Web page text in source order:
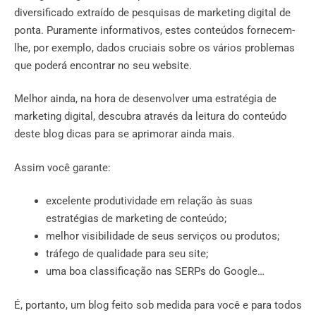
diversificado extraído de pesquisas de marketing digital de
ponta. Puramente informativos, estes conteúdos fornecem-
lhe, por exemplo, dados cruciais sobre os vários problemas
que poderá encontrar no seu website.
Melhor ainda, na hora de desenvolver uma estratégia de
marketing digital, descubra através da leitura do conteúdo
deste blog dicas para se aprimorar ainda mais.
Assim você garante:
excelente produtividade em relação às suas
estratégias de marketing de conteúdo;
melhor visibilidade de seus serviços ou produtos;
tráfego de qualidade para seu site;
uma boa classificação nas SERPs do Google…
É, portanto, um blog feito sob medida para você e para todos